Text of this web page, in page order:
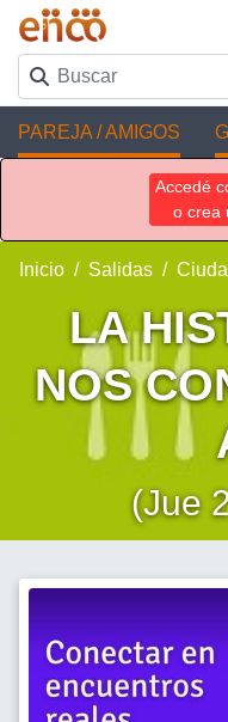
PAREJA / AMIGOS
Accedé
o crea
Inicio Salidas
LA
NOS
(Jue